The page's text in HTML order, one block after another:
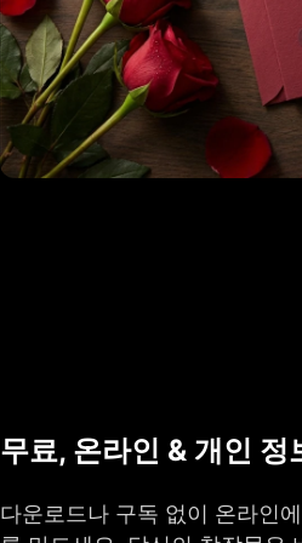
무료, 온라인 & 개인 정
다운로드나 구독 없이 온라인